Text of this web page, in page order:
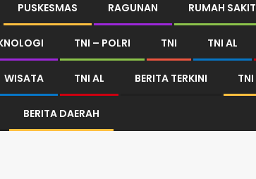
PUSKESMAS RAGUNAN RUMAH SAKIT
TNI – POLRI TNI TNI AL
WISATA TNI AL BERITA TERKINI TNI
BERITA DAERAH